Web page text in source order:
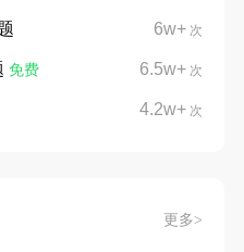
6w+ 次
6.5w+ 次
免费
4.2w+ 次
更多>